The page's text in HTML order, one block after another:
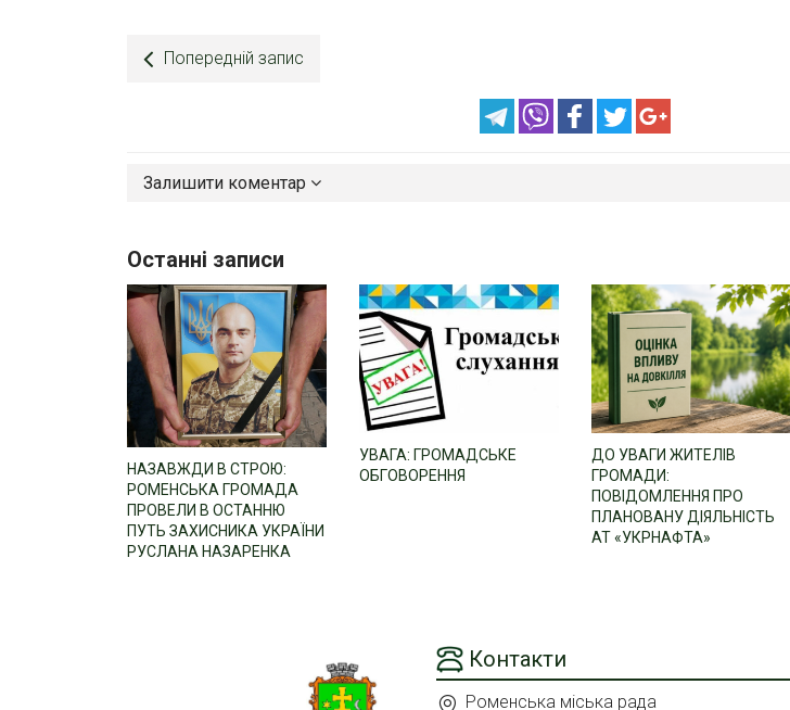
Попередній запис
Залишити коментар
Останні записи
НАЗАВЖДИ В СТРОЮ:
РОМЕНСЬКА ГРОМАДА
ПРОВЕЛИ В ОСТАННЮ
ПУТЬ ЗАХИСНИКА УКРАЇНИ
РУСЛАНА НАЗАРЕНКА
УВАГА: ГРОМАДСЬКЕ
ОБГОВОРЕННЯ
ДО УВАГИ ЖИТЕЛІВ
ГРОМАДИ:
ПОВІДОМЛЕННЯ ПРО
ПЛАНОВАНУ ДІЯЛЬНІСТЬ
АТ «УКРНАФТА»
Контакти
Роменська міська рада